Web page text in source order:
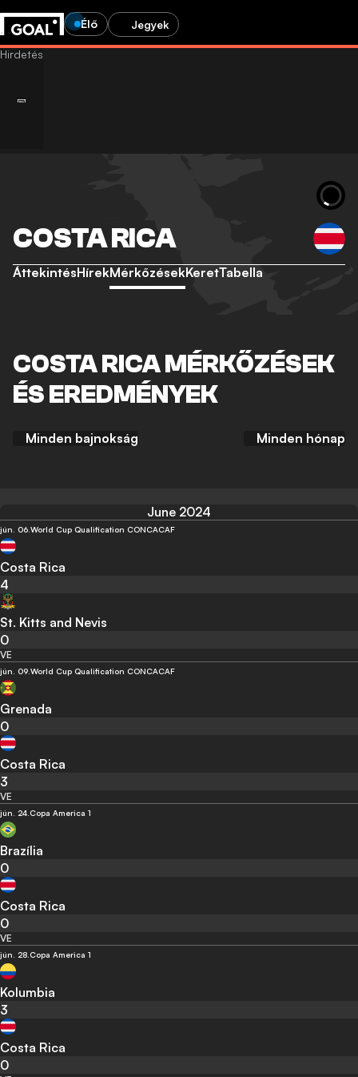
Élő Jegyek
COSTA RICA
ÁttekintésHírekMérkőzésekKeretTabella
COSTA RICA MÉRKŐZÉSEK
ÉS EREDMÉNYEK
Minden bajnokság Minden hónap
June 2024
jún. 06. World Cup Qualification CONCACAF
Costa Rica
4
St. Kitts and Nevis
0
VE
jún. 09. World Cup Qualification CONCACAF
Grenada
0
Costa Rica
3
VE
jún. 24. Copa America 1
Brazília
0
Costa Rica
0
VE
jún. 28. Copa America 1
Kolumbia
3
Costa Rica
0